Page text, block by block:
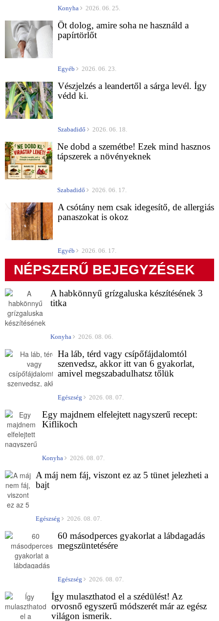
Konyha 2026. 06. 25.
Öt dolog, amire soha ne használd a
papírtörlőt
Egyéb 2026. 06. 23.
Vészjelzés a leandertől a sárga levél. Így
védd ki.
Szabadidő 2026. 06. 18.
Ne dobd a szemétbe! Ezek mind hasznos
tápszerek a növényeknek
Szabadidő 2026. 06. 17.
A csótány nem csak idegesítő, de allergiás
panaszokat is okoz
Egyéb 2026. 06. 17.
NÉPSZERŰ BEJEGYZÉSEK
A habkönnyű grízgaluska készítésének 3
titka
Konyha 2026. 08. 06.
Ha láb, térd vagy csípőfájdalomtól
szenvedsz, akkor itt van 6 gyakorlat,
amivel megszabadulhatsz tőlük
Egészség 2026. 08. 07.
Egy majdnem elfelejtett nagyszerű recept:
Kiflikoch
Konyha 2026. 08. 07.
A máj nem fáj, viszont ez az 5 tünet jelezheti a
bajt
Egészség 2026. 08. 07.
60 másodperces gyakorlat a lábdagadás
megszüntetésére
Egészség 2026. 08. 07.
Így mulaszthatod el a szédülést! Az
orvosnő egyszerű módszerét már az egész
világon ismerik.